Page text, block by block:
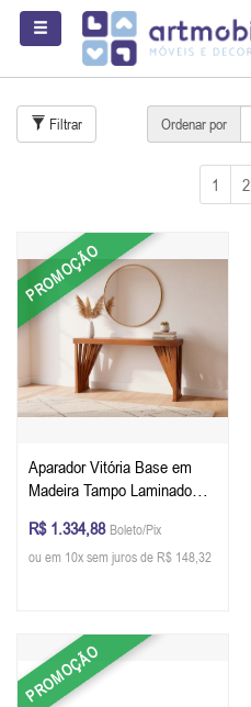
Filtrar Ordenar por
1 2
PROMOÇÃO
Aparador Vitória Base em
Madeira Tampo Laminado
Pinhão
R$ 1.334,88 Boleto/Pix
ou em 10x sem juros de R$ 148,32
PROMOÇÃO